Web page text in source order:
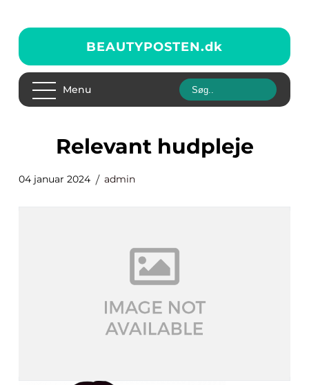
BEAUTYPOSTEN.dk
Menu
relevant hudpleje
04 januar 2024 admin